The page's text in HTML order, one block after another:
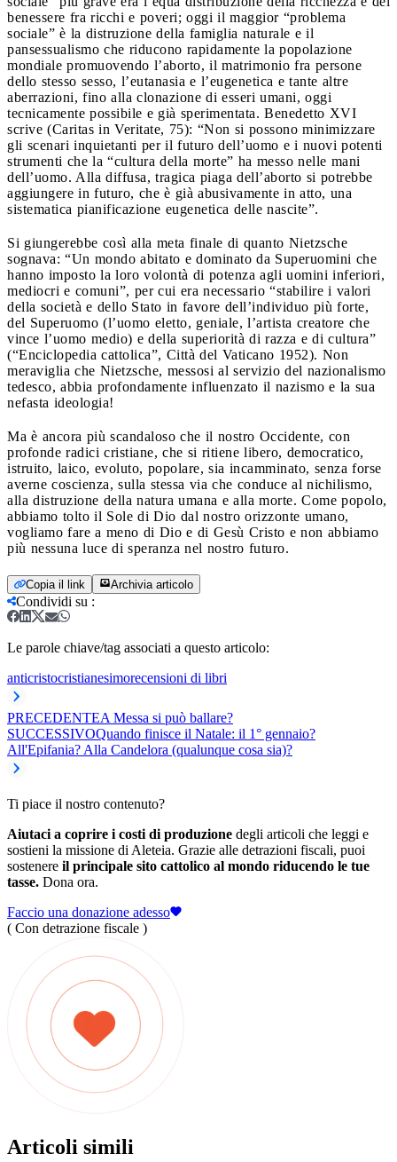
benessere fra ricchi e poveri; oggi il maggior “problema
sociale” è la distruzione della famiglia naturale e il
pansessualismo che riducono rapidamente la popolazione
mondiale promuovendo l’aborto, il matrimonio fra persone
dello stesso sesso, l’eutanasia e l’eugenetica e tante altre
aberrazioni, fino alla clonazione di esseri umani, oggi
tecnicamente possibile e già sperimentata. Benedetto XVI
scrive (Caritas in Veritate, 75): “Non si possono minimizzare
gli scenari inquietanti per il futuro dell’uomo e i nuovi potenti
strumenti che la “cultura della morte” ha messo nelle mani
dell’uomo. Alla diffusa, tragica piaga dell’aborto si potrebbe
aggiungere in futuro, che è già abusivamente in atto, una
sistematica pianificazione eugenetica delle nascite”.
Si giungerebbe così alla meta finale di quanto Nietzsche
sognava: “Un mondo abitato e dominato da Superuomini che
hanno imposto la loro volontà di potenza agli uomini inferiori,
mediocri e comuni”, per cui era necessario “stabilire i valori
della società e dello Stato in favore dell’individuo più forte,
del Superuomo (l’uomo eletto, geniale, l’artista creatore che
vince l’uomo medio) e della superiorità di razza e di cultura”
(“Enciclopedia cattolica”, Città del Vaticano 1952). Non
meraviglia che Nietzsche, messosi al servizio del nazionalismo
tedesco, abbia profondamente influenzato il nazismo e la sua
nefasta ideologia!
Ma è ancora più scandaloso che il nostro Occidente, con
profonde radici cristiane, che si ritiene libero, democratico,
istruito, laico, evoluto, popolare, sia incamminato, senza forse
averne coscienza, sulla stessa via che conduce al nichilismo,
alla distruzione della natura umana e alla morte. Come popolo,
abbiamo tolto il Sole di Dio dal nostro orizzonte umano,
vogliamo fare a meno di Dio e di Gesù Cristo e non abbiamo
più nessuna luce di speranza nel nostro futuro.
Copia il link Archivia articolo
Condividi su :
Le parole chiave/tag associati a questo articolo:
anticristocristianesimorecensioni di libri
PRECEDENTEA Messa si può ballare?
SUCCESSIVOQuando finisce il Natale: il 1° gennaio?
All'Epifania? Alla Candelora (qualunque cosa sia)?
Ti piace il nostro contenuto?
Aiutaci a coprire i costi di produzione degli articoli che leggi e
sostieni la missione di Aleteia. Grazie alle detrazioni fiscali, puoi
sostenere il principale sito cattolico al mondo riducendo le tue
tasse. Dona ora.
Faccio una donazione adesso
( Con detrazione fiscale )
Articoli simili